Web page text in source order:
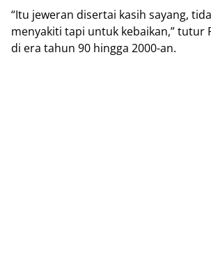
“Itu jeweran disertai kasih sayang,
menyakiti tapi untuk kebaikan,” tutur
di era tahun 90 hingga 2000-an.